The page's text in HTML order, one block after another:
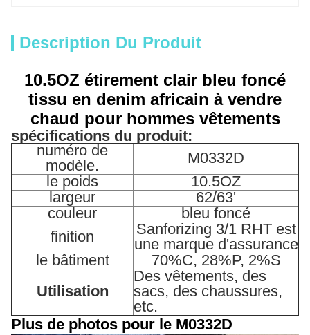
Description Du Produit
10.5OZ étirement clair bleu foncé
tissu en denim africain à vendre
chaud pour hommes vêtements
spécifications du produit:
numéro de
modèle.
M0332D
le poids
10.5OZ
largeur
62/63'
couleur
bleu foncé
finition
Sanforizing 3/1 RHT est
une marque d'assurance
le bâtiment
70%C, 28%P, 2%S
Utilisation
Des vêtements, des
sacs, des chaussures,
etc.
Plus de photos pour le M0332D